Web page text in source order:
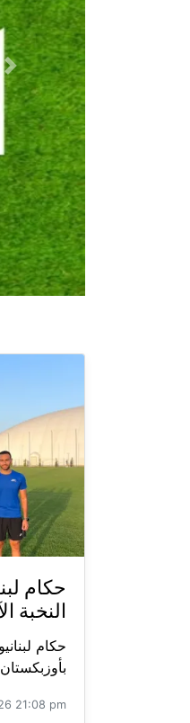
حكام
النخبة
حكام
21:08 pm